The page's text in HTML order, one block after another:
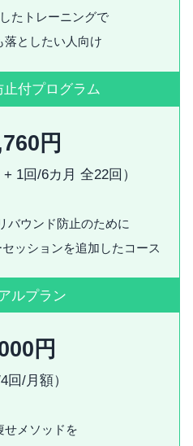
たトレーニングで
落としたい人向け
止付プログラム
円
1回/6カ月 全22回）
バウンド防止のために
ッションを追加したコース
ルプラン
円
回/月額）
せメソッドを